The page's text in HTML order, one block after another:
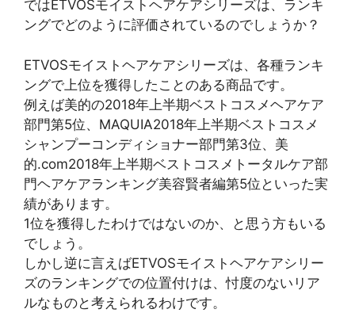
ではETVOSモイストヘアケアシリーズは、ランキ
ングでどのように評価されているのでしょうか？
ETVOSモイストヘアケアシリーズは、各種ランキ
ングで上位を獲得したことのある商品です。
例えば美的の2018年上半期ベストコスメヘアケア
部門第5位、MAQUIA2018年上半期ベストコスメ
シャンプーコンディショナー部門第3位、美
的.com2018年上半期ベストコスメトータルケア部
門ヘアケアランキング美容賢者編第5位といった実
績があります。
1位を獲得したわけではないのか、と思う方もいる
でしょう。
しかし逆に言えばETVOSモイストヘアケアシリー
ズのランキングでの位置付けは、忖度のないリア
ルなものと考えられるわけです。